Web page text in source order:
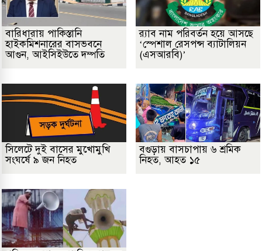
বারিধারায় পাকিস্তানি
হাইকমিশনারের বাসভবনে
আগুন, আইসিইউতে দম্পতি
র‌্যাব নাম পরিবর্তন হয়ে আসছে
‘স্পেশাল রেসপন্স ব্যাটালিয়ন
(এসআরবি)’
সিলেটে দুই বাসের মুখোমুখি
সংঘর্ষে ৯ জন নিহত
বগুড়ায় বাসচাপায় ৬ শ্রমিক
নিহত, আহত ১৫